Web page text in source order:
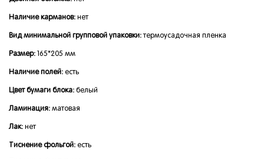
Наличие карманов: нет
Вид минимальной групповой упаковки: термоусадочная пленка
Размер: 165*205 мм
Наличие полей: есть
Цвет бумаги блока: белый
Ламинация: матовая
Лак: нет
Тиснение фольгой: есть